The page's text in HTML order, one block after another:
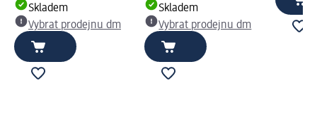
Skladem
Vybrat prodejnu dm
Skladem
Vybrat prodejnu dm